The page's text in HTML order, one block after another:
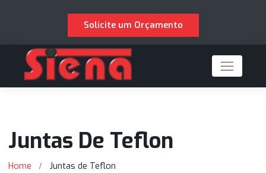
Solicite um Orçamento
Juntas De Teflon